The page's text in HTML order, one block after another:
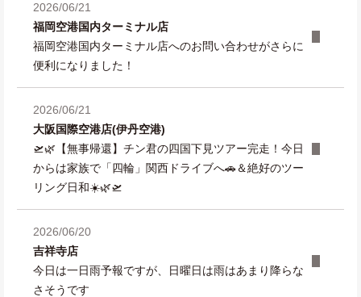
2026/06/21
福岡空港国内ターミナル店
福岡空港国内ターミナル店へのお問い合わせがさらに
便利になりました！
2026/06/21
大阪国際空港店(伊丹空港)
🛫🌿【無事帰還】チン君の四国下見ツアー完走！今日
からは家族で「四輪」関西ドライブへ🚗＆絶好のツー
リング日和☀️🌿🛫
2026/06/20
吉祥寺店
今日は一日雨予報ですが、日曜日は雨はあまり降らな
さそうです